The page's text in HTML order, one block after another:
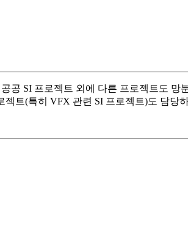
공 SI 프로젝트 외에 다른 프로젝트도 망
트(특히 VFX 관련 SI 프로젝트)도 담당